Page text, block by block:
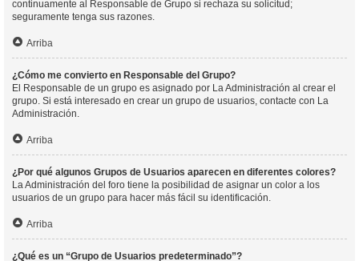
continuamente al Responsable de Grupo si rechaza su solicitud;
seguramente tenga sus razones.
Arriba
¿Cómo me convierto en Responsable del Grupo?
El Responsable de un grupo es asignado por La Administración al crear el
grupo. Si está interesado en crear un grupo de usuarios, contacte con La
Administración.
Arriba
¿Por qué algunos Grupos de Usuarios aparecen en diferentes colores?
La Administración del foro tiene la posibilidad de asignar un color a los
usuarios de un grupo para hacer más fácil su identificación.
Arriba
¿Qué es un “Grupo de Usuarios predeterminado”?